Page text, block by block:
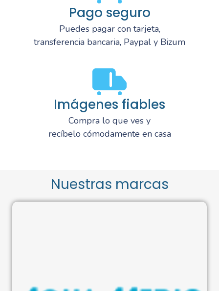
Pago seguro
Puedes pagar con tarjeta,
transferencia bancaria, Paypal y Bizum
Imágenes fiables
Compra lo que ves y
recíbelo cómodamente en casa
Nuestras marcas